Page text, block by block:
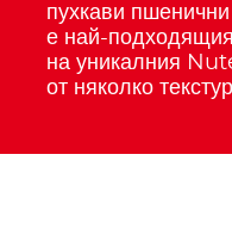
пухкави
е най-
на уникалния
от няколко